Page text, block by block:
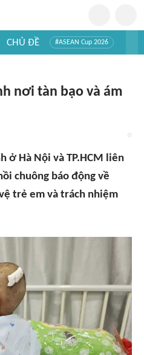
CHỦ ĐỀ #ASEAN Cup 2026
nơi tàn bạo và ám
ở Hà Nội và TP.HCM liên
chuông báo động về
trẻ em và trách nhiệm